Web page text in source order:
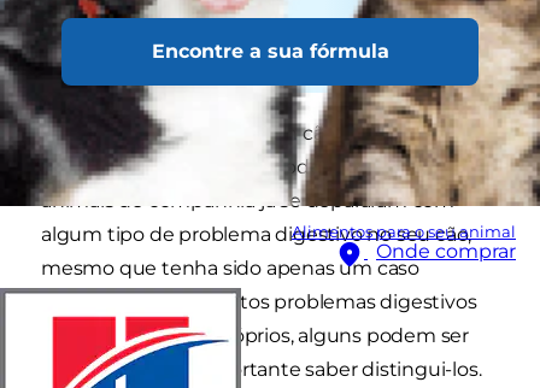
Encontre a sua fórmula
Alimentos para o seu animal
Onde comprar
Os problemas gástricos em cães são bastante
comuns, e praticamente todos os tutores de
animais de companhia já se depararam com
algum tipo de problema digestivo no seu cão,
mesmo que tenha sido apenas um caso
pontual. Embora muitos problemas digestivos
se resolvam por si próprios, alguns podem ser
mais graves, e é importante saber distingui-los.